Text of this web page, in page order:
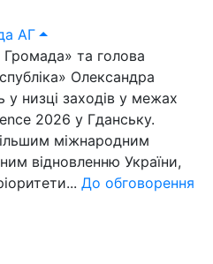
АГ
та голова
Олександра
у низці заходів у межах
2026 у Гданську.
міжнародним
відновленню України,
До обговорення